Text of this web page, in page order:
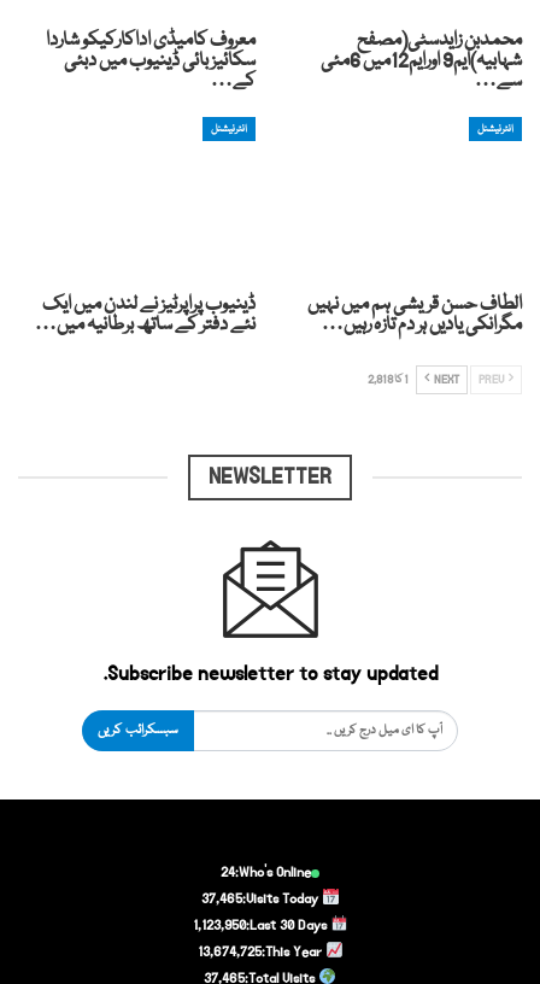
محمدبن زایدسٹی(مصفح
شہابیہ)ایم9 اورایم12میں 6مئی
سے…
معروف کامیڈی اداکارکیکو شاردا
سکائیز بائی ڈینیوب میں دبئی
کے…
انٹرنیشنل
الطاف حسن قریشی ہم میں نہیں
مگرانکی یادیں ہر دم تازہ رہیں…
انٹرنیشنل
ڈینیوب پراپرٹیز نے لندن میں ایک
نئے دفتر کے ساتھ برطانیہ میں…
NEXT 1 کا 2,818
NEWSLETTER
Subscribe newsletter to stay updated.
سبسکرائب کریں
Who's Online:
24
Visits Today:
37,465
Last 30 Days:
1,123,950
This Year:
13,674,725
Total Visits:
37,465